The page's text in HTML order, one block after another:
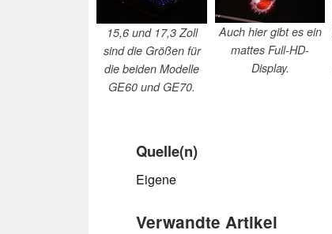
15,6 und 17,3 Zoll
sind die Größen für
die beiden Modelle
GE60 und GE70.
Auch hier gibt es ein
mattes Full-HD-
Display.
Quelle(n)
Eigene
Verwandte Artikel